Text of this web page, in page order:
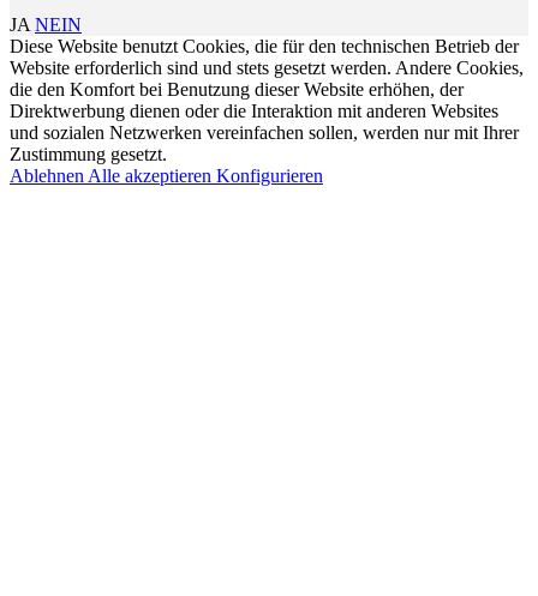
JA NEIN
Diese Website benutzt Cookies, die für den technischen Betrieb der
Website erforderlich sind und stets gesetzt werden. Andere Cookies,
die den Komfort bei Benutzung dieser Website erhöhen, der
Direktwerbung dienen oder die Interaktion mit anderen Websites
und sozialen Netzwerken vereinfachen sollen, werden nur mit Ihrer
Zustimmung gesetzt.
Ablehnen Alle akzeptieren Konfigurieren